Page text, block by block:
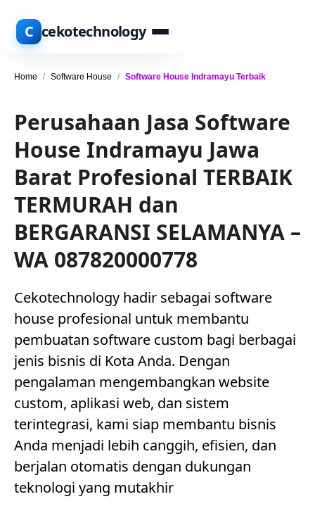
C cekotechnology
Home / Software House / Software House Indramayu Terbaik
Perusahaan Jasa Software
House Indramayu Jawa
Barat Profesional TERBAIK
TERMURAH dan
BERGARANSI SELAMANYA –
WA 087820000778
Cekotechnology hadir sebagai software
house profesional untuk membantu
pembuatan software custom bagi berbagai
jenis bisnis di Kota Anda. Dengan
pengalaman mengembangkan website
custom, aplikasi web, dan sistem
terintegrasi, kami siap membantu bisnis
Anda menjadi lebih canggih, efisien, dan
berjalan otomatis dengan dukungan
teknologi yang mutakhir